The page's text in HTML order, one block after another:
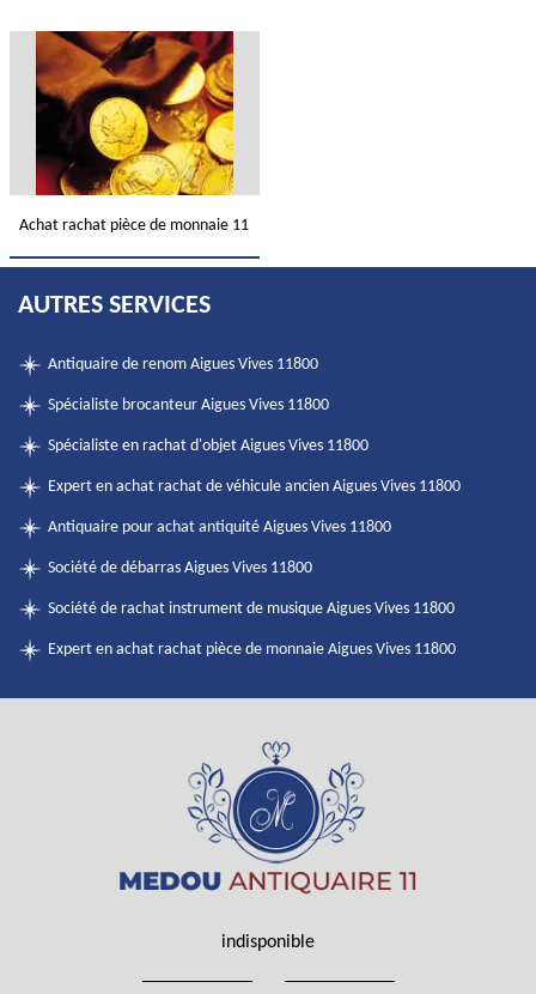
Achat rachat pièce de monnaie 11
AUTRES SERVICES
Antiquaire de renom Aigues Vives 11800
Spécialiste brocanteur Aigues Vives 11800
Spécialiste en rachat d'objet Aigues Vives 11800
Expert en achat rachat de véhicule ancien Aigues Vives 11800
Antiquaire pour achat antiquité Aigues Vives 11800
Société de débarras Aigues Vives 11800
Société de rachat instrument de musique Aigues Vives 11800
Expert en achat rachat pièce de monnaie Aigues Vives 11800
indisponible